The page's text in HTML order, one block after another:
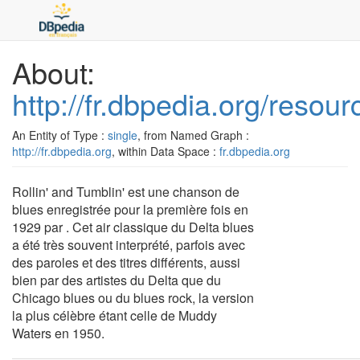
About:
http://fr.dbpedia.org/
An Entity of Type : single, from Named Graph :
http://fr.dbpedia.org, within Data Space : fr.dbpedia.org
Rollin' and Tumblin' est une chanson de
blues enregistrée pour la première fois en
1929 par . Cet air classique du Delta blues
a été très souvent interprété, parfois avec
des paroles et des titres différents, aussi
bien par des artistes du Delta que du
Chicago blues ou du blues rock, la version
la plus célèbre étant celle de Muddy
Waters en 1950.